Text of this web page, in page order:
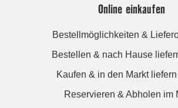
Online einkaufen
Bestellmöglichkeiten &
Bestellen & nach Hause
Kaufen & in den Markt
Reservieren & Abholen im